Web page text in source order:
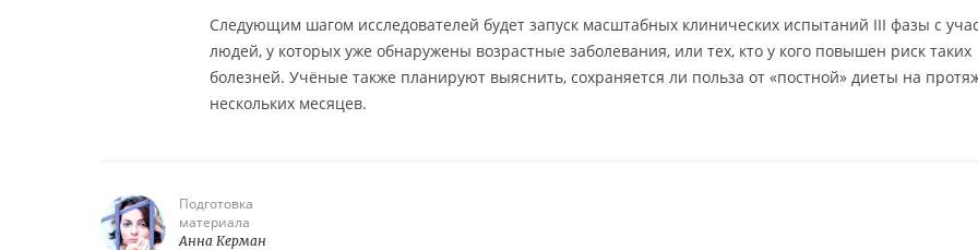
Следующим шагом исследователей будет запуск масштабных клинических испытаний III фазы с
людей, у которых уже обнаружены возрастные заболевания, или тех, кто у кого повышен риск таких
болезней. Учёные также планируют выяснить, сохраняется ли польза от «постной» диеты на
нескольких месяцев.
Подготовка
материала
Анна Керман